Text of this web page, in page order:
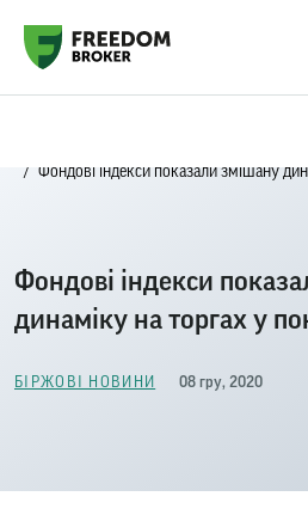
Фондові індекси показали змішану
Фондові індекси
динаміку на торгах у
БІРЖОВІ НОВИНИ 08 гру, 2020